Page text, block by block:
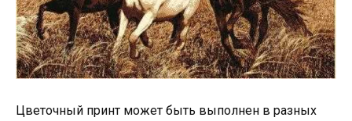
Цветочный принт может быть выполнен в разных